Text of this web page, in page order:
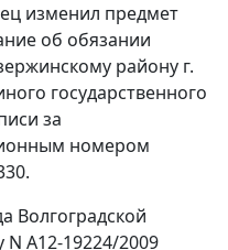
изменил предмет
об обязании
району г.
государственного
за
номером
Волгоградской
N А12-19224/2009